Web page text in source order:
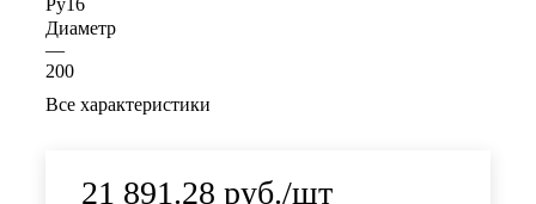
Диаметр
—
200
Все характеристики
21 891.28 руб./шт